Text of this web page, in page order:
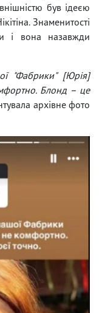
був ідеєю
Знаменитості
і вона назавжди
"Фабрики" [Юрія]
Блонд – це
архівне фото